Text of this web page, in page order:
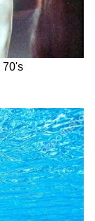
করবেন,
সাফল্য এনে
আপনি।
প্রযুক্তির